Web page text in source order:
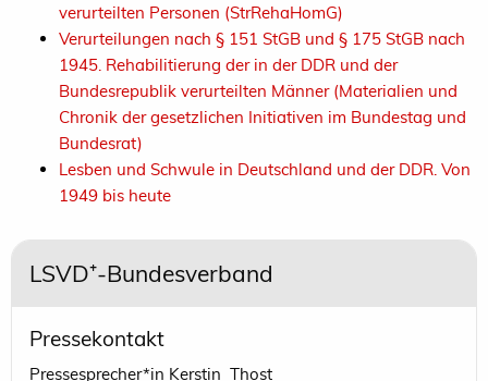
verurteilten Personen (StrRehaHomG)
Verurteilungen nach § 151 StGB und § 175 StGB nach
1945. Rehabilitierung der in der DDR und der
Bundesrepublik verurteilten Männer (Materialien und
Chronik der gesetzlichen Initiativen im Bundestag und
Bundesrat)
Lesben und Schwule in Deutschland und der DDR. Von
1949 bis heute
LSVD⁺-Bundesverband
Pressekontakt
Pressesprecher*in Kerstin Thost